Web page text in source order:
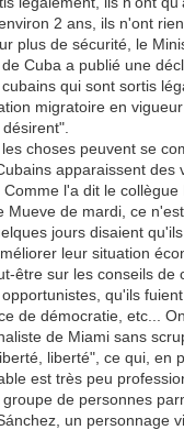
2 ans, ils n'ont
plus de sécurité, le
Cuba a publié une
qui sont sortis
migratoire en
choses peuvent se
apparaissent des
l'a dit le collègue
Mueve de mardi, ce
jours disaient
leur situation
être sur les conseils de
qu'ils
de démocratie, etc...
de Miami sans
liberté", ce qui, en
est très peu
de personnes
un personnage